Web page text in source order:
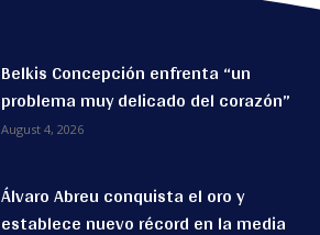
Belkis Concepción enfrenta “un
problema muy delicado del corazón”
August 4, 2026
Álvaro Abreu conquista el oro y
establece nuevo récord en la media